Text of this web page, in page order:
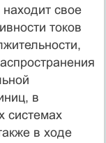
свое
токов
в
системах
в ходе